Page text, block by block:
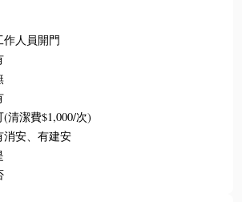
作人員開門
(清潔費$1,000/次)
消安、有建安